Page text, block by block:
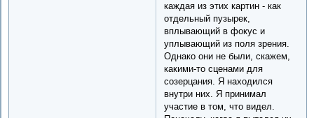
каждая из этих картин - как
отдельный пузырек,
вплывающий в фокус и
уплывающий из поля зрения.
Однако они не были, скажем,
какими-то сценами для
созерцания. Я находился
внутри них. Я принимал
участие в том, что видел.